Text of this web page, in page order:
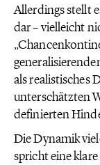
Allerdings stellt
dar – vielleicht
als realistisches
unterschätzten
definierten
Die Dynamik
spricht eine